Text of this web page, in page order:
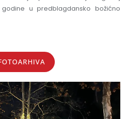
u predblagdansko božićno